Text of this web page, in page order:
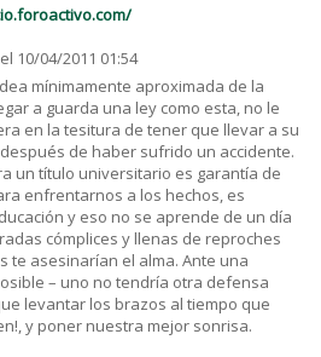
el 10/04/2011 01:54
mínimamente aproximada de la
a guarda una ley como esta, no le
en la tesitura de tener que llevar a su
de haber sufrido un accidente.
un título universitario es garantía de
enfrentarnos a los hechos, es
y eso no se aprende de un día
cómplices y llenas de reproches
te asesinarían el alma. Ante una
– uno no tendría otra defensa
levantar los brazos al tiempo que
y poner nuestra mejor sonrisa.